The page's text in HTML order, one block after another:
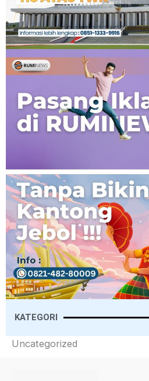
KATEGORI
Uncategorized